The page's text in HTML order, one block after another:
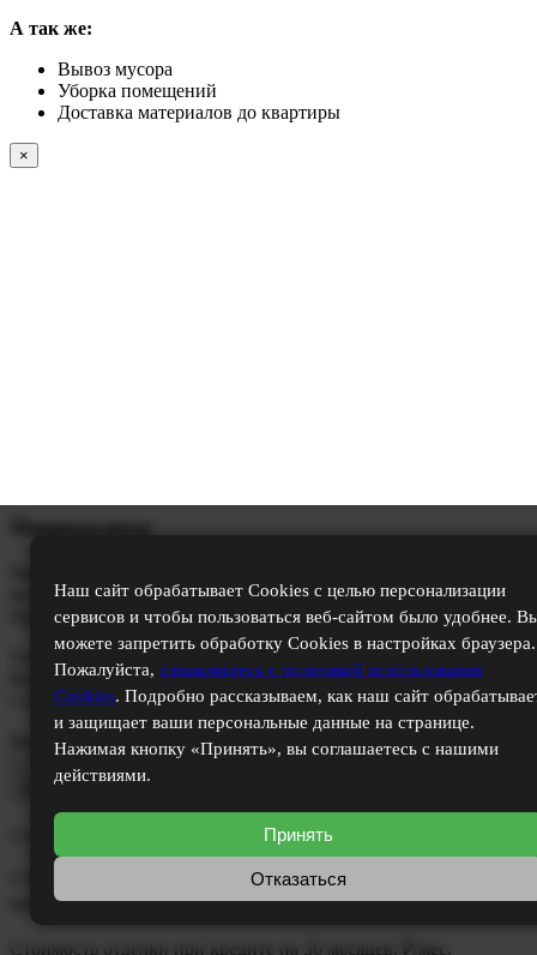
А так же:
Вывоз мусора
Уборка помещений
Доставка материалов до квартиры
×
Минимализм
вещей. Наименьшее сочетание фактур, форм и предметов.
Прямые линии, контрастные цвета.
Узнайте стоимость ремонта
Вашей квартиры
с учетом работ и всех материалов
Введите площадь квартиры:
Рассчитать
Cтоимость отделки при беспроцентной рассрочке на 6
месяцев:₽/мес.
Cтоимость отделки при кредите на 36 месяцев: ₽/мес.
Наш сайт обрабатывает Cookies с целью персонализации
сервисов и чтобы пользоваться веб-сайтом было удобнее.
можете запретить обработку Cookies в настройках браузера.
Пожалуйста, ознакомьтесь с политикой использования
Cookies. Подробно рассказываем, как наш сайт
и защищает ваши персональные данные на странице.
Нажимая кнопку «Принять», вы соглашаетесь с нашими
действиями.
Принять
Отказаться